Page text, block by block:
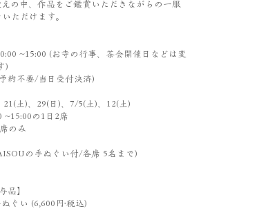
の中、作品をご鑑賞いただきながらの一服
ただけます。
~15:00 (お寺の行事、茶会開催日などは変
)
約不要/当日受付決済)
土)、29(日)、7/5(土)、12(土)
~15:00の1日2席
のみ
の手ぬぐい付/各席 5名まで)
品】
ぐい (6,600円·税込)